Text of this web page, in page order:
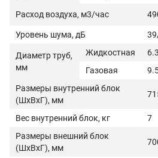
Расход воздуха, м3/час
Уровень шума, дБ
Диаметр труб,
мм
Жидкостная
Газовая
Размеры внутренний блок
(ШхВхГ), мм
Вес внутренний блок, кг 7
Размеры внешний блок
(ШхВхГ), мм